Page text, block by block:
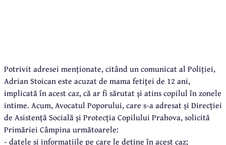
Potrivit adresei menționate, citând un comunicat al Poliției,
Adrian Stoican este acuzat de mama fetiței de 12 ani,
implicată în acest caz, că ar fi sărutat și atins copilul în zonele
intime. Acum, Avocatul Poporului, care s-a adresat și Direcției
de Asistență Socială și Protecția Copilului Prahova, solicită
Primăriei Câmpina următoarele:
- datele și informațiile pe care le deține în acest caz;